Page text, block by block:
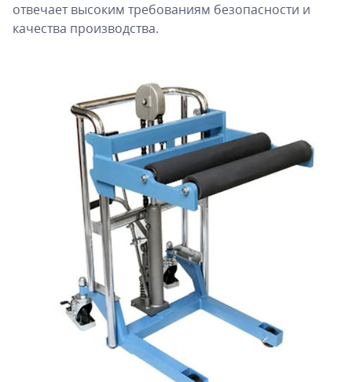
отвечает высоким требованиям безопасности и
качества производства.